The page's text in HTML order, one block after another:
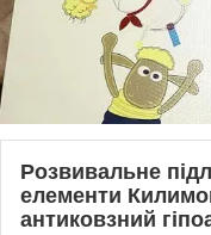
Розвивальне
елементи
антиковзний